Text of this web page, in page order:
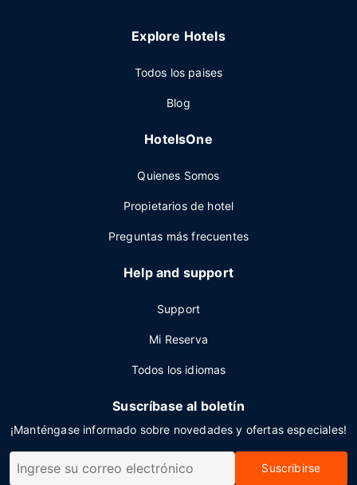
Explore Hotels
Todos los paises
Blog
HotelsOne
Quienes Somos
Propietarios de hotel
Preguntas más frecuentes
Help and support
Support
Mi Reserva
Todos los idiomas
Suscríbase al boletín
¡Manténgase informado sobre novedades y ofertas especiales!
Suscribirse